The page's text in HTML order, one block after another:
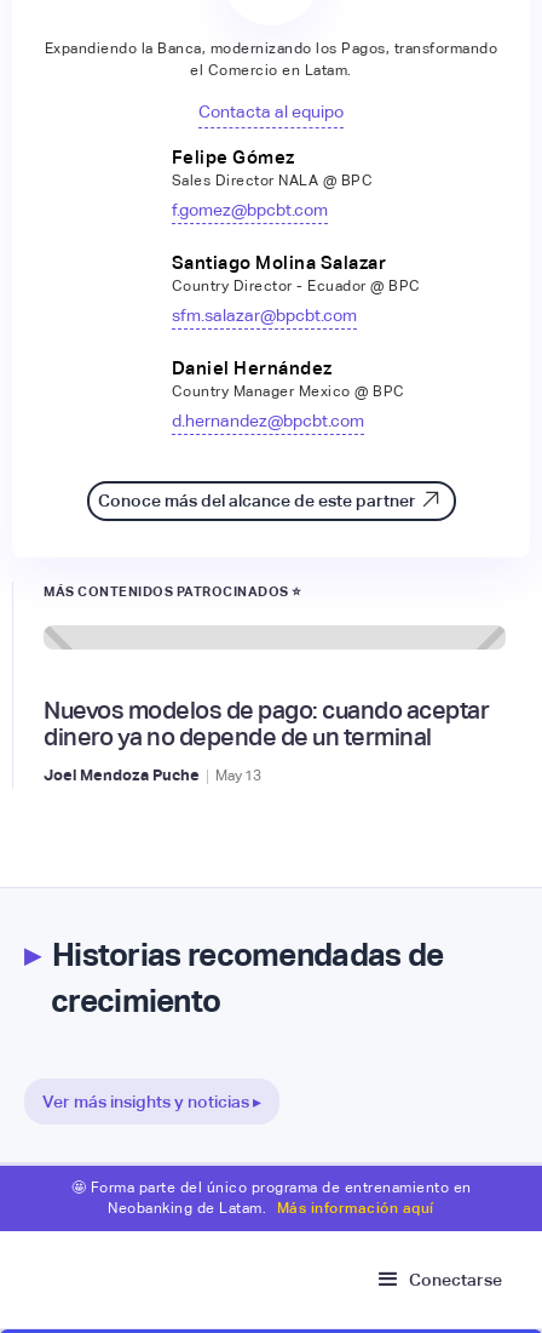
Expandiendo la Banca, modernizando los Pagos, transformando
el Comercio en Latam.
Contacta al equipo
Felipe Gómez
Sales Director NALA @ BPC
f.gomez@bpcbt.com
Santiago Molina Salazar
Country Director - Ecuador @ BPC
sfm.salazar@bpcbt.com
Daniel Hernández
Country Manager Mexico @ BPC
d.hernandez@bpcbt.com
Conoce más del alcance de este partner
MÁS CONTENIDOS PATROCINADOS ⭐
Nuevos modelos de pago: cuando aceptar
dinero ya no depende de un terminal
Joel Mendoza Puche | May 13
▸Historias recomendadas de
crecimiento
Ver más insights y noticias ▸
🤩 Forma parte del único programa de entrenamiento en
Neobanking de Latam.
Más información aquí
Conectarse